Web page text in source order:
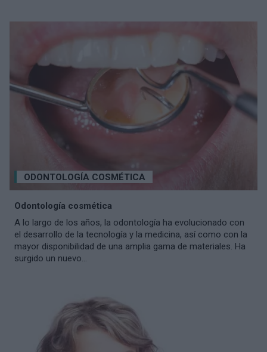
ODONTOLOGÍA COSMÉTICA
Odontología cosmética
A lo largo de los años, la odontología ha evolucionado con
el desarrollo de la tecnología y la medicina, así como con la
mayor disponibilidad de una amplia gama de materiales. Ha
surgido un nuevo...